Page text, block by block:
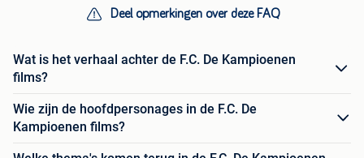
Deel opmerkingen over deze FAQ
Wat is het verhaal achter de F.C. De Kampioenen
films?
Wie zijn de hoofdpersonages in de F.C. De
Kampioenen films?